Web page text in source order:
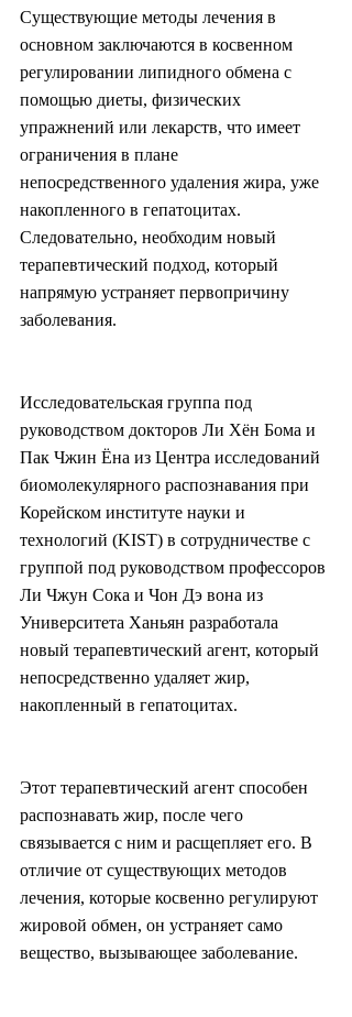
Существующие методы лечения в
основном заключаются в косвенном
регулировании липидного обмена с
помощью диеты, физических
упражнений или лекарств, что имеет
ограничения в плане
непосредственного удаления жира, уже
накопленного в гепатоцитах.
Следовательно, необходим новый
терапевтический подход, который
напрямую устраняет первопричину
заболевания.
Исследовательская группа под
руководством докторов Ли Хён Бома и
Пак Чжин Ёна из Центра исследований
биомолекулярного распознавания при
Корейском институте науки и
технологий (KIST) в сотрудничестве с
группой под руководством профессоров
Ли Чжун Сока и Чон Дэ вона из
Университета Ханьян разработала
новый терапевтический агент, который
непосредственно удаляет жир,
накопленный в гепатоцитах.
Этот терапевтический агент способен
распознавать жир, после чего
связывается с ним и расщепляет его. В
отличие от существующих методов
лечения, которые косвенно регулируют
жировой обмен, он устраняет само
вещество, вызывающее заболевание.